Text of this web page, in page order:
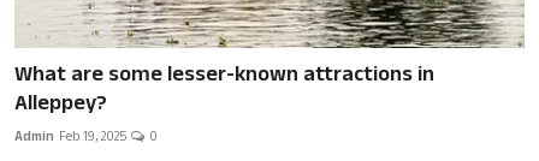
What are some lesser-known attractions in
Alleppey?
Admin Feb 19, 2025 0